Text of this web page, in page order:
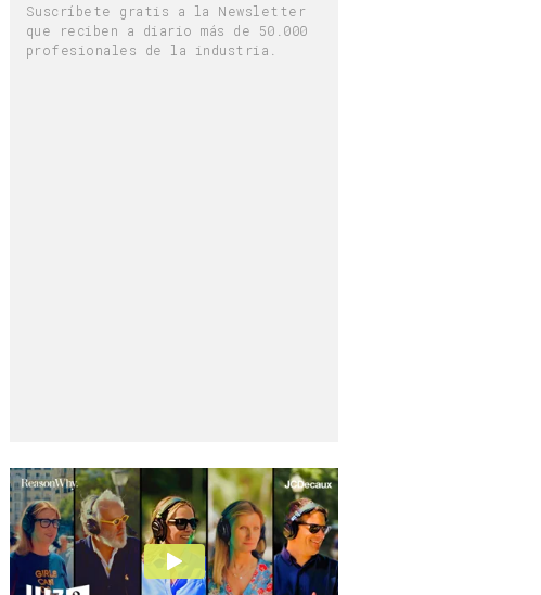
Suscríbete gratis a la Newsletter
que reciben a diario más de 50.000
profesionales de la industria.